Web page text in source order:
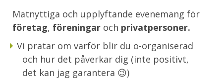
Matnyttiga och upplyftande evenemang för
företag, föreningar och privatpersoner.
Vi pratar om varför blir du o-organiserad
och hur det påverkar dig (inte positivt,
det kan jag garantera 😉)